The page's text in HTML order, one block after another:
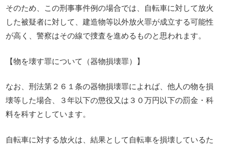
そのため、この刑事事件例の場合では、自転車に対して放火
した被疑者に対して、建造物等以外放火罪が成立する可能性
が高く、警察はその線で捜査を進めるものと思われます。
【物を壊す罪について（器物損壊罪）】
なお、刑法第２６１条の器物損壊罪によれば、他人の物を損
壊等した場合、３年以下の懲役又は３０万円以下の罰金・科
料を科すとしています。
自転車に対する放火は、結果として自転車を損壊しているた